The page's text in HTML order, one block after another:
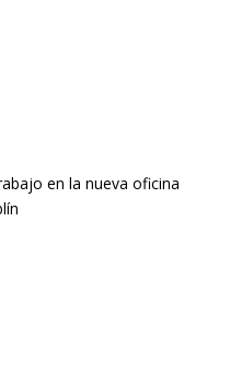
en la nueva oficina